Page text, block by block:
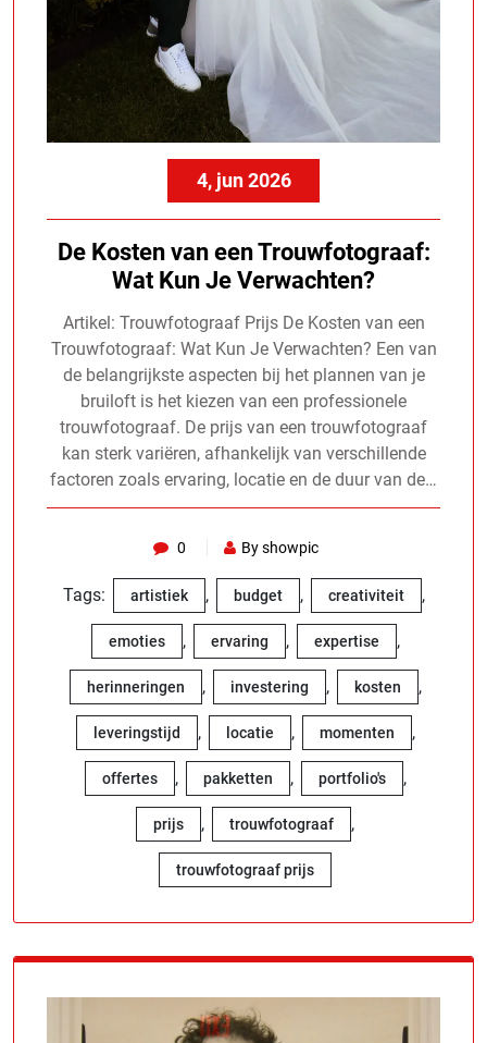
4, jun 2026
De Kosten van een Trouwfotograaf:
Wat Kun Je Verwachten?
Artikel: Trouwfotograaf Prijs De Kosten van een
Trouwfotograaf: Wat Kun Je Verwachten? Een van
de belangrijkste aspecten bij het plannen van je
bruiloft is het kiezen van een professionele
trouwfotograaf. De prijs van een trouwfotograaf
kan sterk variëren, afhankelijk van verschillende
factoren zoals ervaring, locatie en de duur van de…
0 By showpic
Tags: artistiek , budget , creativiteit ,
emoties , ervaring , expertise ,
herinneringen , investering , kosten ,
leveringstijd , locatie , momenten ,
offertes , pakketten , portfolio's ,
prijs , trouwfotograaf ,
trouwfotograaf prijs